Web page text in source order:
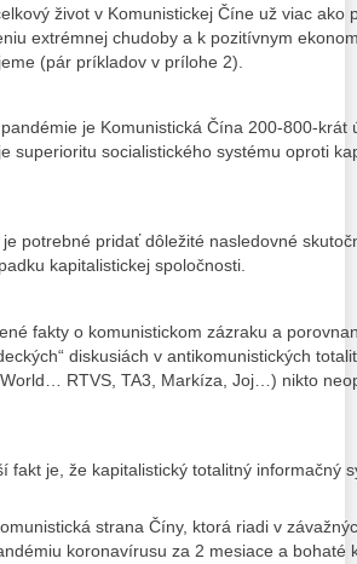
život v Komunistickej Číne už viac ako
extrémnej chudoby a k pozitívnym
(pár príkladov v prílohe 2).
je Komunistická Čína 200-800-krát
superioritu socialistického systému oproti
potrebné pridať dôležité nasledovné
kapitalistickej spoločnosti.
fakty o komunistickom zázraku a
diskusiách v antikomunistických
RTVS, TA3, Markíza, Joj…) nikto
fakt je, že kapitalistický totalitný informačný
strana Číny, ktorá riadi v
koronavírusu za 2 mesiace a bohaté